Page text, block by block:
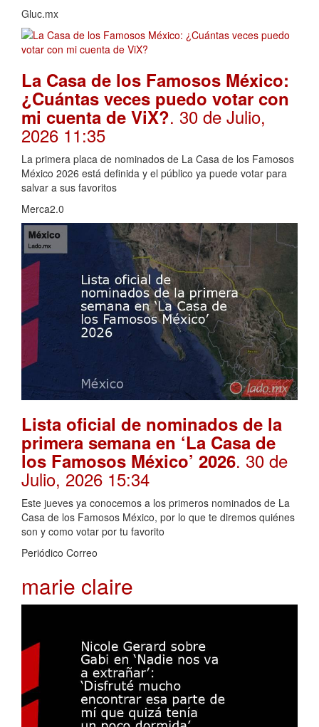
Gluc.mx
La Casa de los Famosos México:
¿Cuántas veces puedo votar con
mi cuenta de ViX?. 30 de Julio,
2026 11:35
La primera placa de nominados de La Casa de los Famosos
México 2026 está definida y el público ya puede votar para
salvar a sus favoritos
Merca2.0
Lista oficial de nominados de la
primera semana en ‘La Casa de
los Famosos México’ 2026. 30 de
Julio, 2026 15:34
Este jueves ya conocemos a los primeros nominados de La
Casa de los Famosos México, por lo que te diremos quiénes
son y como votar por tu favorito
Periódico Correo
marie claire